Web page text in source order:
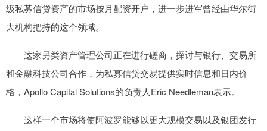
级私募信贷资产的市场按月配资开户，进一步进军曾经由华尔街
大机构把持的这个领域。
这家另类资产管理公司正在进行磋商，探讨与银行、交易所
和金融科技公司合作，为私募信贷交易提供实时信息和日内价
格，Apollo Capital Solutions的负责人Eric Needleman表示。
这样一个市场将使阿波罗能够以更大规模交易以及银团发行